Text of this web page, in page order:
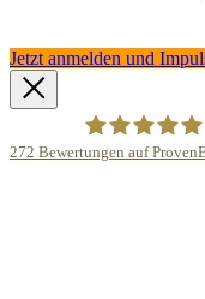
Jetzt anmelden und
272 Bewertungen auf